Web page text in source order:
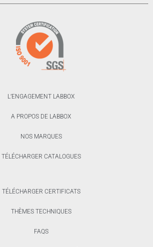
L’ENGAGEMENT LABBOX
A PROPOS DE LABBOX
NOS MARQUES
TÉLÉCHARGER CATALOGUES
TÉLÉCHARGER CERTIFICATS
THÈMES TECHNIQUES
FAQS